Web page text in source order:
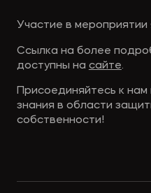
Участие в
Ссылка на более
доступны на сайте.
Присоединяйтесь к
знания в области
собственности!